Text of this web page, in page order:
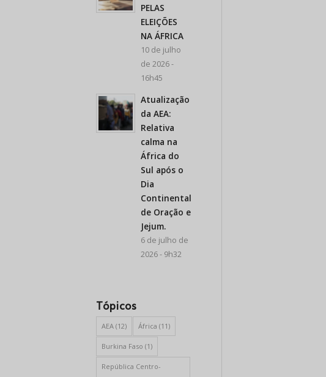
PELAS
ELEIÇÕES
NA ÁFRICA
10 de julho
de 2026 -
16h45
Atualização
da AEA:
Relativa
calma na
África do
Sul após o
Dia
Continental
de Oração e
Jejum.
6 de julho de
2026 - 9h32
Tópicos
AEA (12) África (11)
Burkina Faso (1)
República Centro-